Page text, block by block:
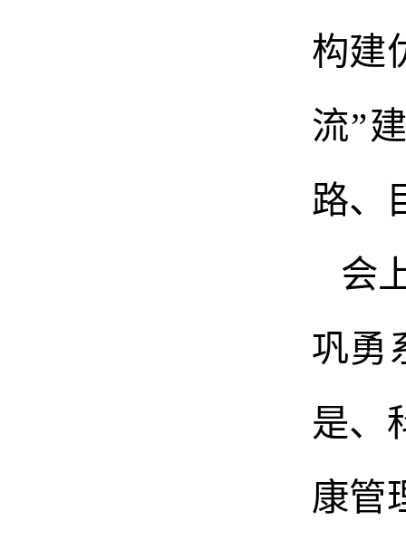
构建
流”
路、
会
巩勇
是、
康管